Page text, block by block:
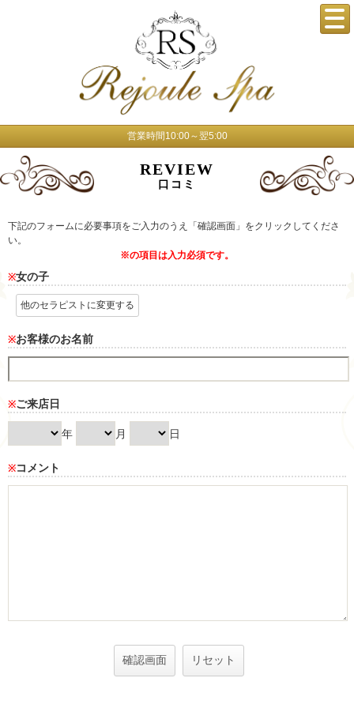
営業時間10:00～翌5:00
REVIEW
口コミ
下記のフォームに必要事項をご入力のうえ「確認画面」をクリックしてくださ
い。
※の項目は入力必須です。
※女の子
他のセラピストに変更する
※お客様のお名前
※ご来店日
年 月 日
※コメント